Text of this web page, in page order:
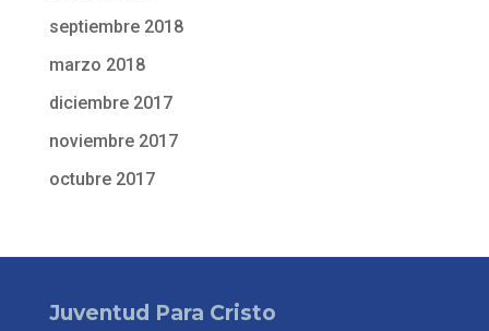
septiembre 2018
marzo 2018
diciembre 2017
noviembre 2017
octubre 2017
Juventud Para Cristo